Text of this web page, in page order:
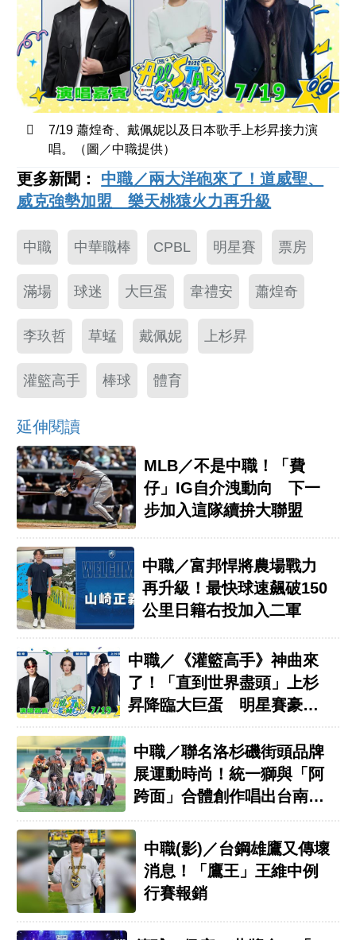
7/19 蕭煌奇、戴佩妮以及日本歌手上杉昇接力演
唱。（圖／中職提供）
更多新聞： 中職／兩大洋砲來了！道威聖、
威克強勢加盟 樂天桃猿火力再升級
中職 中華職棒 CPBL 明星賽 票房
滿場 球迷 大巨蛋 韋禮安 蕭煌奇
李玖哲 草蜢 戴佩妮 上杉昇
灌籃高手 棒球 體育
延伸閱讀
MLB／不是中職！「費
仔」IG自介洩動向 下一
步加入這隊續拚大聯盟
中職／富邦悍將農場戰力
再升級！最快球速飆破150
公里日籍右投加入二軍
中職／《灌籃高手》神曲來
了！「直到世界盡頭」上杉
昇降臨大巨蛋 明星賽豪華
中職／聯名洛杉磯街頭品牌
展運動時尚！統一獅與「阿
跨面」合體創作唱出台南精
中職(影)／台鋼雄鷹又傳壞
消息！「鷹王」王維中例
行賽報銷